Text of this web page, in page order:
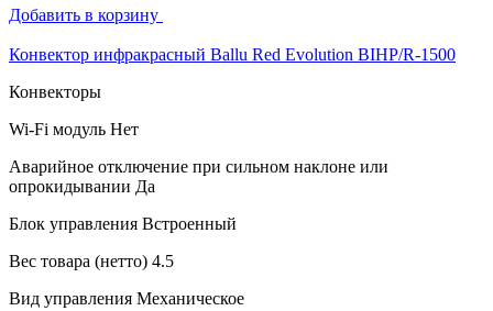
Добавить в корзину
Конвектор инфракрасный Ballu Red Evolution BIHP/R-1500
Конвекторы
Wi-Fi модуль Нет
Аварийное отключение при сильном наклоне или
опрокидывании Да
Блок управления Встроенный
Вес товара (нетто) 4.5
Вид управления Механическое